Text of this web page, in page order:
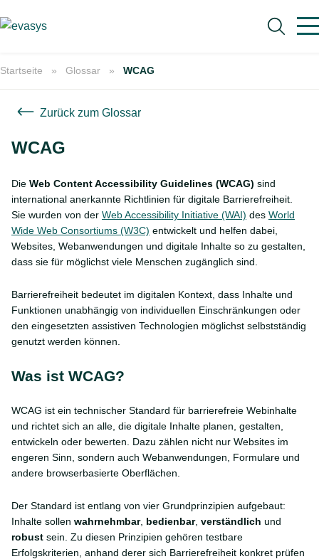
Startseite Glossar WCAG
Zurück zum Glossar
WCAG
Die Web Content Accessibility Guidelines (WCAG) sind
international anerkannte Richtlinien für digitale Barrierefreiheit.
Sie wurden von der Web Accessibility Initiative (WAI) des World
Wide Web Consortiums (W3C) entwickelt und helfen dabei,
Websites, Webanwendungen und digitale Inhalte so zu gestalten,
dass sie für möglichst viele Menschen zugänglich sind.
Barrierefreiheit bedeutet im digitalen Kontext, dass Inhalte und
Funktionen unabhängig von individuellen Einschränkungen oder
den eingesetzten assistiven Technologien möglichst selbstständig
genutzt werden können.
Was ist WCAG?
WCAG ist ein technischer Standard für barrierefreie Webinhalte
und richtet sich an alle, die digitale Inhalte planen, gestalten,
entwickeln oder bewerten. Dazu zählen nicht nur Websites im
engeren Sinn, sondern auch Webanwendungen, Formulare und
andere browserbasierte Oberflächen.
Der Standard ist entlang von vier Grundprinzipien aufgebaut:
Inhalte sollen wahrnehmbar, bedienbar, verständlich und
robust sein. Zu diesen Prinzipien gehören testbare
Erfolgskriterien, anhand derer sich Barrierefreiheit konkret prüfen